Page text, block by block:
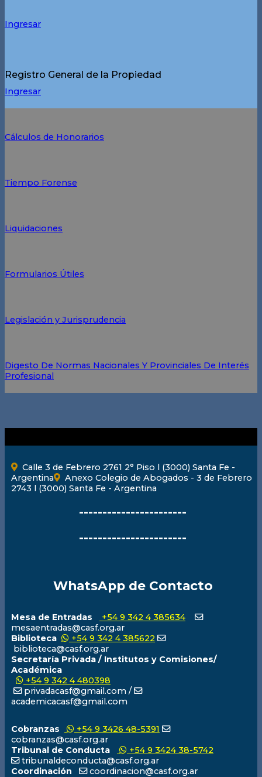
Ingresar
Registro General de la Propiedad
Ingresar
Cálculos de Honorarios
Tiempo Forense
Liquidaciones
Formularios Útiles
Legislación y Jurisprudencia
Digesto De Normas Nacionales Y Provinciales De Interés
Profesional
Calle 3 de Febrero 2761 2° Piso l (3000) Santa Fe -
Argentina
Anexo Colegio de Abogados - 3 de Febrero
2743 l (3000) Santa Fe - Argentina
-----------------------
-----------------------
WhatsApp de Contacto
Mesa de Entradas
+54 9 342 4 385634
mesaentradas@casf.org.ar
Biblioteca
+54 9 342 4 385622
biblioteca@casf.org.ar
Secretaría Privada / Institutos y Comisiones/
Académica
+54 9 342 4 480398
privadacasf@gmail.com /
academicacasf@gmail.com
Cobranzas
+54 9 3426 48-5391
cobranzas@casf.org.ar
Tribunal de Conducta
+54 9 3424 38-5742
tribunaldeconducta@casf.org.ar
Coordinación
coordinacion@casf.org.ar